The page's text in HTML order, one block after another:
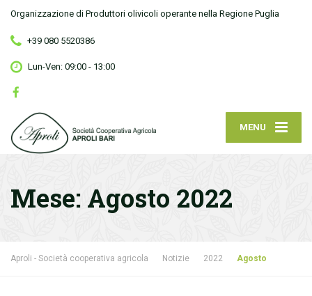
Organizzazione di Produttori olivicoli operante nella Regione Puglia
+39 080 5520386
Lun-Ven: 09:00 - 13:00
MENU
Mese: Agosto 2022
Aproli - Società cooperativa agricola Notizie 2022 Agosto